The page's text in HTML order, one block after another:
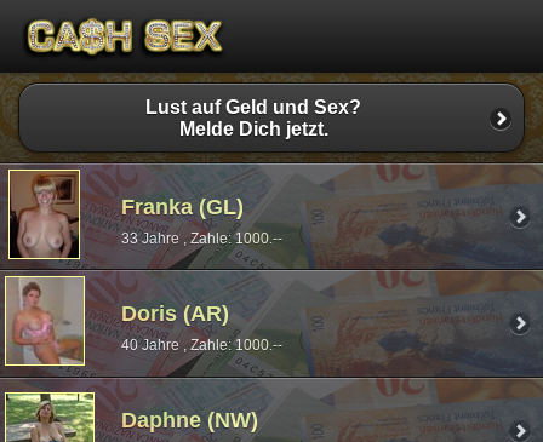
Lust auf Geld und Sex?
Melde Dich jetzt.
Franka (GL)
33 Jahre , Zahle: 1000.--
Doris (AR)
40 Jahre , Zahle: 1000.--
Daphne (NW)